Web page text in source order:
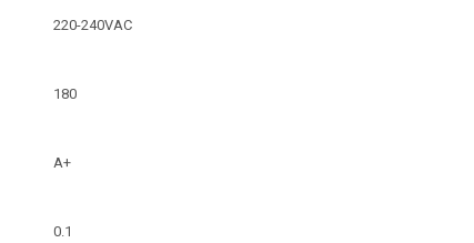
220-240VAC
180
A+
0.1